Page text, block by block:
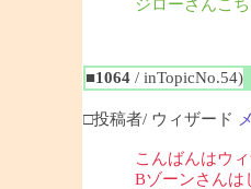
ジローさんこ
■1064/ inTopicNo.54)
□投稿者/ ウィザード
こんばんはウィ
Bゾーンさんは